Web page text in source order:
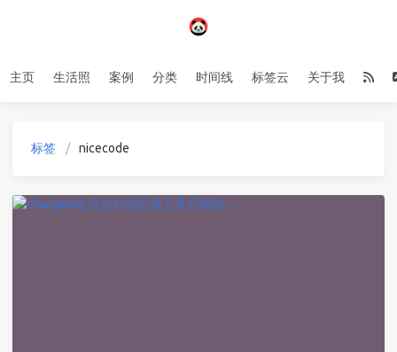
主页 生活照 案例 分类 时间线 标签云 关于我
标签 nicecode